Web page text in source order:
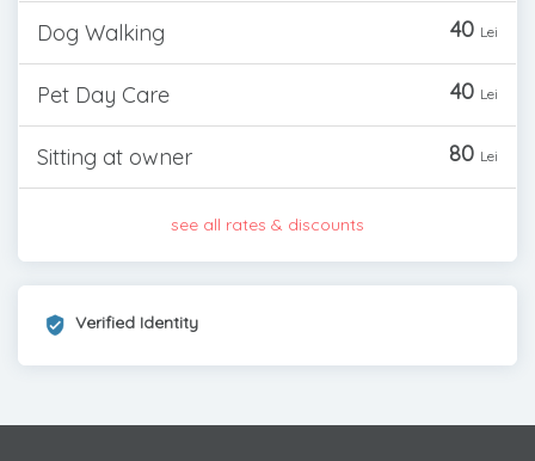
Dog Walking 40 Lei
Pet Day Care 40 Lei
Sitting at owner 80 Lei
see all rates & discounts
Verified Identity